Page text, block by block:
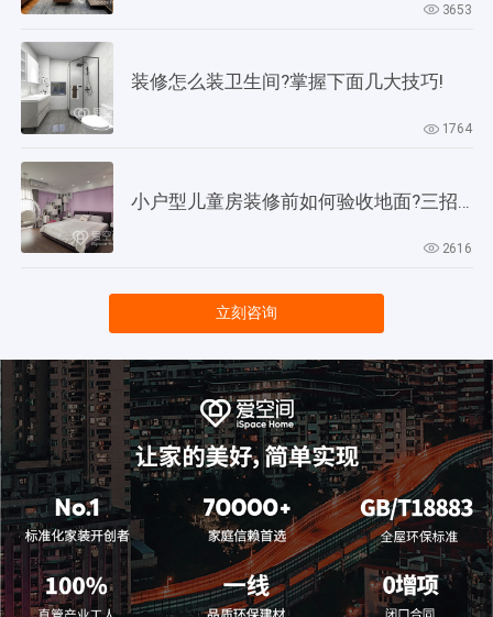
3653
装修怎么装卫生间?掌握下面几大技巧!
1764
2616
立刻咨询